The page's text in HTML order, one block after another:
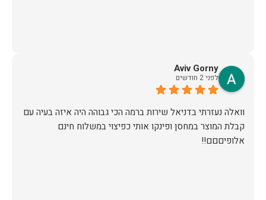
Aviv Gorny
לפני 2 חודשים
וואלה נעזרתי בדניאל שירות ברמה הכי גבוהה היה איזה בעיה עם
קבלת המוצר במחסן ופינקו אותי כפיצוי במשלוח חינם
אלופיםםם!!